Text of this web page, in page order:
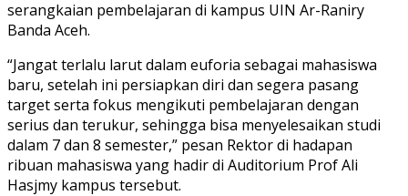
serangkaian pembelajaran di kampus UIN Ar-Raniry
Banda Aceh.
“Jangat terlalu larut dalam euforia sebagai mahasiswa
baru, setelah ini persiapkan diri dan segera pasang
target serta fokus mengikuti pembelajaran dengan
serius dan terukur, sehingga bisa menyelesaikan studi
dalam 7 dan 8 semester,” pesan Rektor di hadapan
ribuan mahasiswa yang hadir di Auditorium Prof Ali
Hasjmy kampus tersebut.